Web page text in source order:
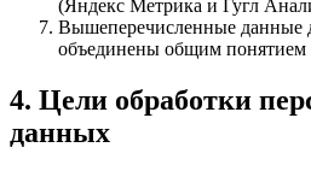
(Яндекс Метрика и Гугл
Вышеперечисленные данные
объединены общим понятием
4. Цели обработки
данных